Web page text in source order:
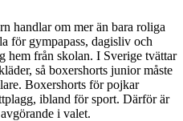
handlar om mer än bara roliga
för gympapass, dagisliv och
hem från skolan. I Sverige tvättar
så boxershorts junior måste
Boxershorts för pojkar
ibland för sport. Därför är
i valet.